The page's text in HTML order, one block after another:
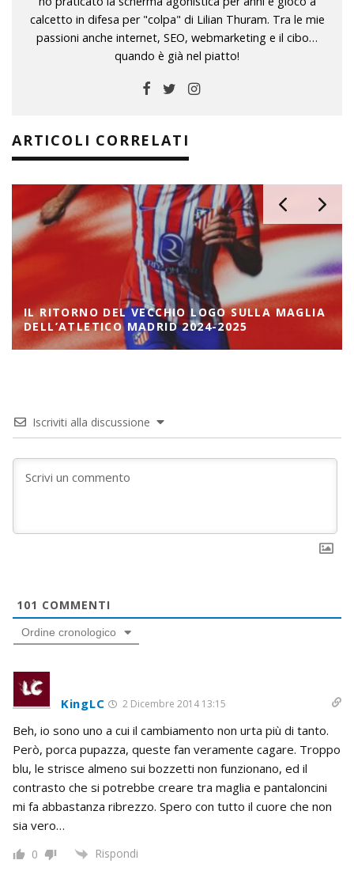
calcetto in difesa per "colpa" di Lilian Thuram. Tra le mie
passioni anche internet, SEO, webmarketing e il cibo…
quando è già nel piatto!
ARTICOLI CORRELATI
IL RITORNO DEL VECCHIO LOGO SULLA MAGLIA
DELL’ATLETICO MADRID 2024-2025
Iscriviti alla discussione
101 COMMENTI
Ordine cronologico
KingLC 2 Dicembre 2014 13:15
Beh, io sono uno a cui il cambiamento non urta più di tanto.
Però, porca pupazza, queste fan veramente cagare. Troppo
blu, le strisce almeno sui bozzetti non funzionano, ed il
contrasto che si potrebbe creare tra maglia e pantaloncini
mi fa abbastanza ribrezzo. Spero con tutto il cuore che non
sia vero…
0 Rispondi